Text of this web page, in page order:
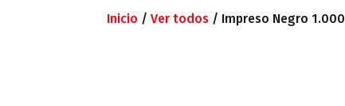
Inicio /Ver todos / Impreso Negro 1.000